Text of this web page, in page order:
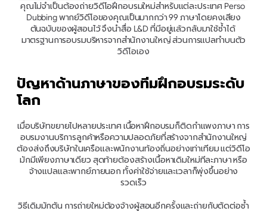
คุณไม่จำเป็นต้องถ่ายวิดีโอฝึกอบรมใหม่สำหรับแต่ละประเทศ Perso
Dubbing พากย์วิดีโอของคุณเป็นมากกว่า 99 ภาษาโดยคงเสียง
ต้นฉบับของผู้สอนไว้ จึงนำสื่อ L&D ที่มีอยู่แล้วกลับมาใช้ซ้ำได้
มาตรฐานการอบรมบริหารจากสำนักงานใหญ่ ส่วนการแปลทำบนตัว
วิดีโอเอง
ปัญหาด้านภาษาของทีมฝึกอบรมระดับ
โลก
เมื่อบริษัทขยายไปหลายประเทศ เนื้อหาฝึกอบรมก็ติดกำแพงภาษา การ
อบรมงานบริการลูกค้าหรือความปลอดภัยที่สร้างจากสำนักงานใหญ่
ต้องส่งถึงบริษัทในเครือและพนักงานท้องถิ่นอย่างเท่าเทียม แต่วิดีโอ
มักมีเพียงภาษาเดียว สุดท้ายต้องสร้างเนื้อหาเดิมใหม่ทีละภาษา หรือ
จ้างแปลและพากย์ภายนอก ทั้งค่าใช้จ่ายและเวลาก็พุ่งขึ้นอย่าง
รวดเร็ว
วิธีเดิมมักตัน การถ่ายใหม่ต้องจ้างผู้สอนอีกครั้งและถ่ายกับตัดต่อซ้ำ